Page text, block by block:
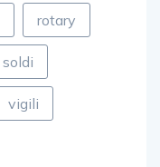
rotary
soldi
vigili